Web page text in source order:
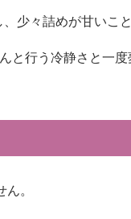
少々詰めが甘いこと
行う冷静さと一
。